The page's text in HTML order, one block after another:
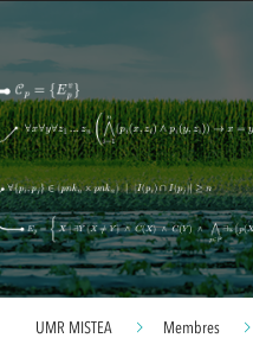
UMR MISTEA Membres